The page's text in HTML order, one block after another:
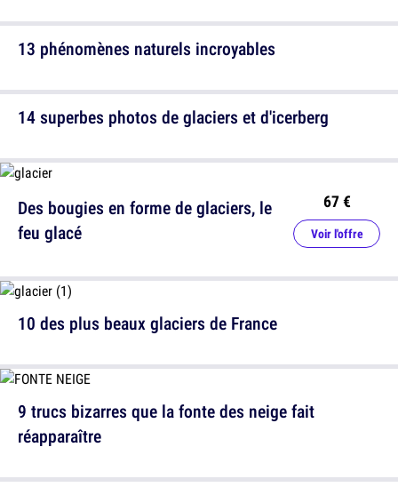
13 phénomènes naturels incroyables
Des bougies en forme de glaciers, le
feu glacé
67 €
Voir l'offre
9 trucs bizarres que la fonte des neige fait
réapparaître
14 superbes photos de glaciers et d'icerberg
10 des plus beaux glaciers de France